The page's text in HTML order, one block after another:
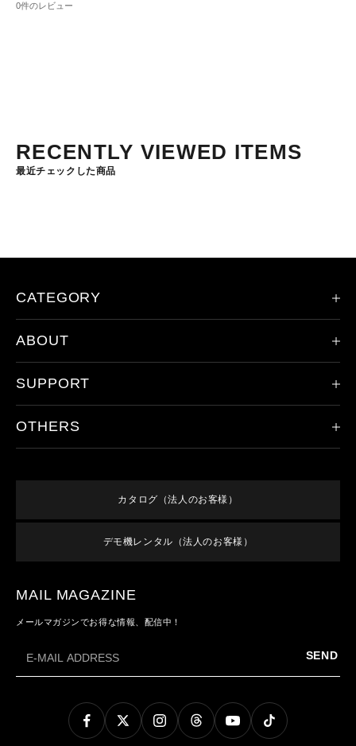
0件のレビュー
RECENTLY VIEWED ITEMS
最近チェックした商品
CATEGORY
限定モデル
その他のライト
アクセサリ
ABOUT
会社概要
SUPPORT
製品登録
オンラインショップご利用案内
OTHERS
利用規約
特定商取引法に基づく表記
カタログ（法人のお客様）
デモ機レンタル（法人のお客様）
MAIL MAGAZINE
メールマガジンでお得な情報、配信中！
SEND